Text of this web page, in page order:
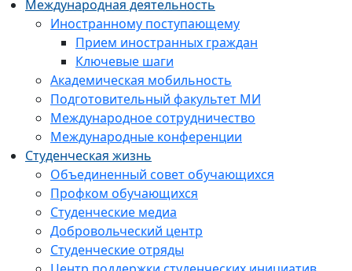
Международная деятельность
Иностранному поступающему
Прием иностранных граждан
Ключевые шаги
Академическая мобильность
Подготовительный факультет МИ
Международное сотрудничество
Международные конференции
Студенческая жизнь
Объединенный совет обучающихся
Профком обучающихся
Студенческие медиа
Добровольческий центр
Студенческие отряды